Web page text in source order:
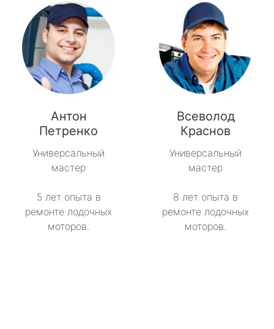
Антон
Петренко
Универсальный
мастер
5 лет опыта в
ремонте лодочных
моторов.
Всеволод
Краснов
Универсальный
мастер
8 лет опыта в
ремонте лодочных
моторов.